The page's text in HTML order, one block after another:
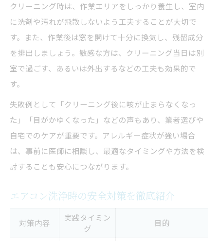
クリーニング時は、作業エリアをしっかり養生し、室内
に洗剤や汚れが飛散しないよう工夫することが大切で
す。また、作業後は窓を開けて十分に換気し、残留成分
を排出しましょう。敏感な方は、クリーニング当日は別
室で過ごす、あるいは外出するなどの工夫も効果的で
す。
失敗例として「クリーニング後に咳が止まらなくなっ
た」「目がかゆくなった」などの声もあり、業者選びや
自宅でのケアが重要です。アレルギー症状が強い場合
は、事前に医師に相談し、最適なタイミングや方法を検
討することも安心につながります。
エアコン洗浄時の安全対策を徹底紹介
対策内容
実践タイミン
グ
目的